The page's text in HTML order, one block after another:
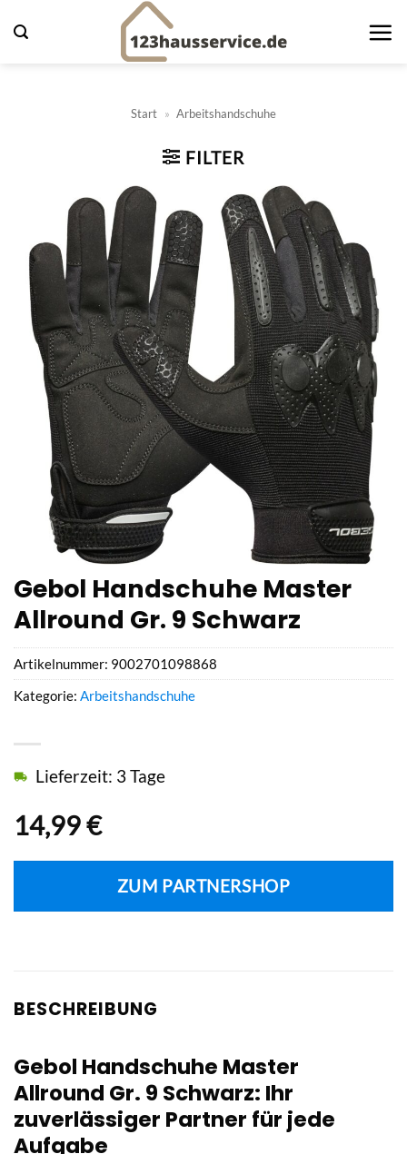
Inhalt
Start » Arbeitshandschuhe
FILTER
Gebol Handschuhe Master
Allround Gr. 9 Schwarz
14,99€
Lieferzeit: 3 Tage
ZUM PARTNERSHOP
Artikelnummer: 9002701098868
Kategorie: Arbeitshandschuhe
BESCHREIBUNG
Gebol Handschuhe Master
Allround Gr. 9 Schwarz: Ihr
zuverlässiger Partner für jede
Aufgabe